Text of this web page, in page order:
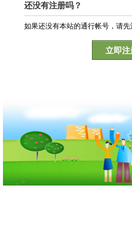
还没有注册吗？
如果还没有本站的通行帐号，请先
立即注